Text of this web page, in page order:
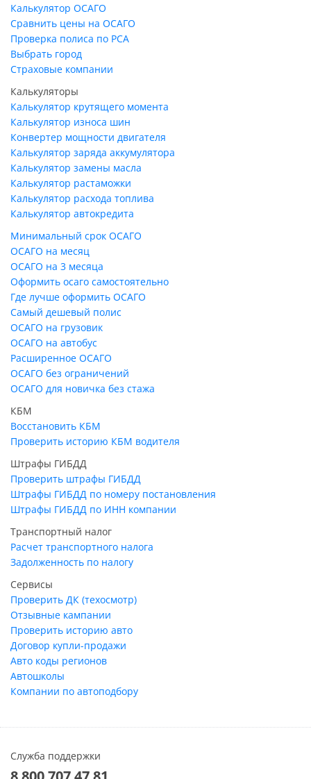
Калькулятор ОСАГО
Сравнить цены на ОСАГО
Проверка полиса по РСА
Выбрать город
Страховые компании
Калькуляторы
Калькулятор крутящего момента
Калькулятор износа шин
Конвертер мощности двигателя
Калькулятор заряда аккумулятора
Калькулятор замены масла
Калькулятор растаможки
Калькулятор расхода топлива
Калькулятор автокредита
Минимальный срок ОСАГО
ОСАГО на месяц
ОСАГО на 3 месяца
Оформить осаго самостоятельно
Где лучше оформить ОСАГО
Самый дешевый полис
ОСАГО на грузовик
ОСАГО на автобус
Расширенное ОСАГО
ОСАГО без ограничений
ОСАГО для новичка без стажа
КБМ
Восстановить КБМ
Проверить историю КБМ водителя
Штрафы ГИБДД
Проверить штрафы ГИБДД
Штрафы ГИБДД по номеру постановления
Штрафы ГИБДД по ИНН компании
Транспортный налог
Расчет транспортного налога
Задолженность по налогу
Сервисы
Проверить ДК (техосмотр)
Отзывные кампании
Проверить историю авто
Договор купли-продажи
Авто коды регионов
Автошколы
Компании по автоподбору
Служба поддержки